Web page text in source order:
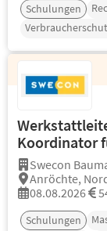
Schulungen
Koordinator
Swecon
Anröchte,
08.08.2026
Schulungen